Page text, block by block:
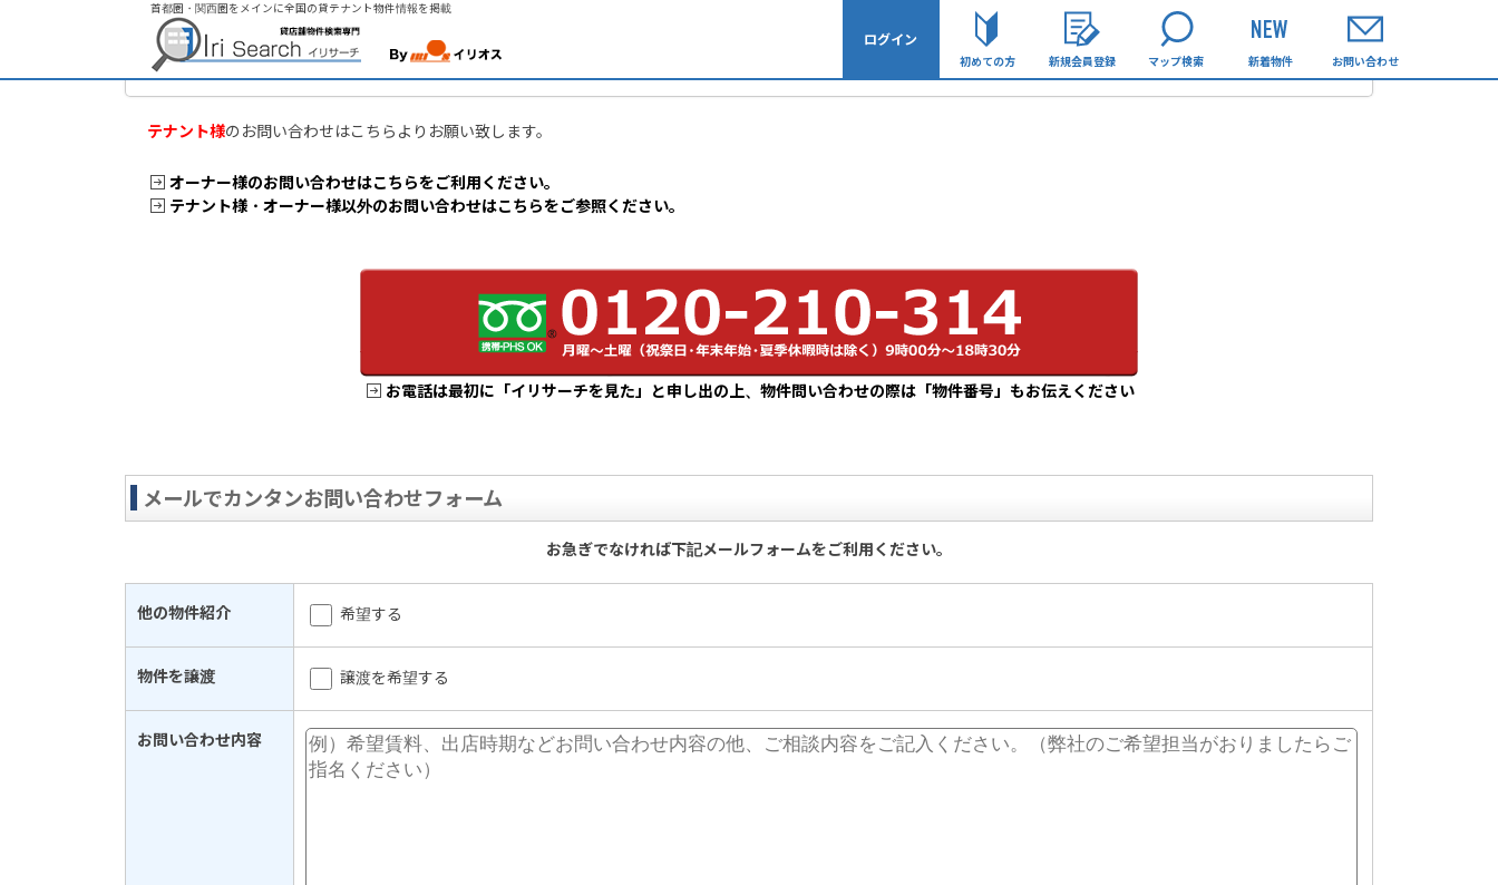
首都圏・関西圏をメインに全国の貸テナント物件情報を掲載
ログイン
初めての方 新規会員登録 マップ検索 新着物件 お問い合わせ
トップページ> テナント様専用お問い合わせ・ご相談受付
テナント様専用お問い合わせ・ご相談受付
テナント様のお問い合わせはこちらよりお願い致します。
オーナー様のお問い合わせはこちらをご利用ください。
テナント様・オーナー様以外のお問い合わせはこちらをご参照ください。
お電話は最初に「イリサーチを見た」と申し出の上、物件問い合わせの際は「物件番号」もお伝えください
メールでカンタンお問い合わせフォーム
お急ぎでなければ下記メールフォームをご利用ください。
他の物件紹介 希望する
物件を譲渡 譲渡を希望する
お問い合わせ内容